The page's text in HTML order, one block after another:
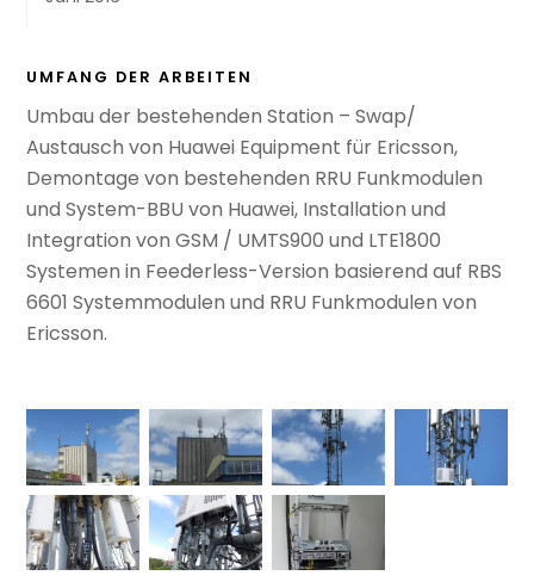
UMFANG DER ARBEITEN
Umbau der bestehenden Station – Swap/
Austausch von Huawei Equipment für Ericsson,
Demontage von bestehenden RRU Funkmodulen
und System-BBU von Huawei, Installation und
Integration von GSM / UMTS900 und LTE1800
Systemen in Feederless-Version basierend auf RBS
6601 Systemmodulen und RRU Funkmodulen von
Ericsson.